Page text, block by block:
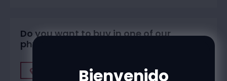
Do you want to buy in one of our
physical stores?
Find A StoreBienvenido